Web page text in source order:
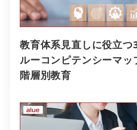
教育体系見直しに役立つ
ルーコンピテンシーマッ
階層別教育